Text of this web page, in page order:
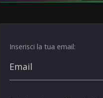
Inserisci la tua email: